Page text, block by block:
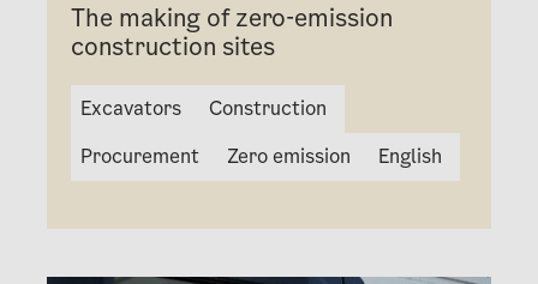
The making of zero-emission
construction sites
Excavators
Construction
Procurement
Zero emission English